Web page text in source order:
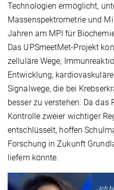
Technologien ermöglicht,
Massenspektrometrie und
Jahren am MPI für
Das UPSmeetMet-Projekt
zelluläre Wege,
Entwicklung,
Signalwege, die bei
besser zu verstehen. Da das
Kontrolle zweier wichtiger
entschlüsselt, hoffen
Forschung in Zukunft
liefern könnte.